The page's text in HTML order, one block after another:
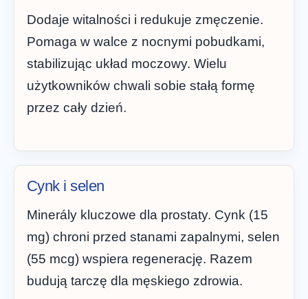
Dodaje witalności i redukuje zmęczenie.
Pomaga w walce z nocnymi pobudkami,
stabilizując układ moczowy. Wielu
użytkowników chwali sobie stałą formę
przez cały dzień.
Cynk i selen
Minerály kluczowe dla prostaty. Cynk (15
mg) chroni przed stanami zapalnymi, selen
(55 mcg) wspiera regenerację. Razem
budują tarczę dla męskiego zdrowia.